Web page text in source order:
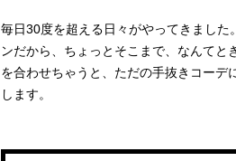
毎日30度を超える日々がやってきまし
ンだから、ちょっとそこまで、なんて
を合わせちゃうと、ただの手抜きコー
します。